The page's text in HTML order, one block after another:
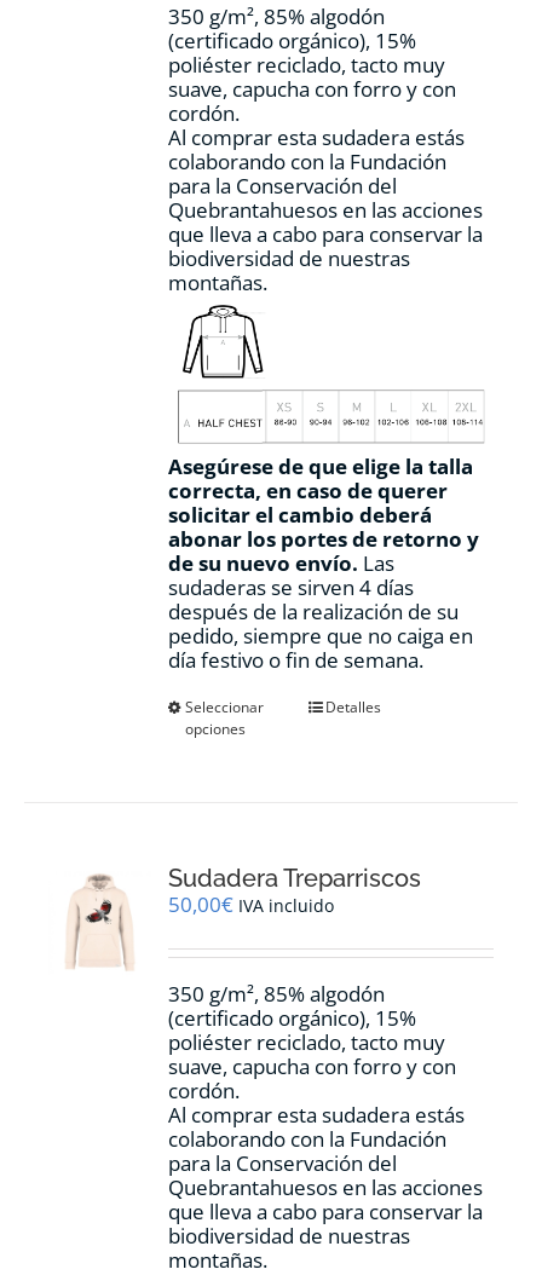
página
de
producto
350 g/m², 85% algodón
(certificado orgánico), 15%
poliéster reciclado, tacto muy
suave, capucha con forro y con
cordón.
Al comprar esta sudadera estás
colaborando con la Fundación
para la Conservación del
Quebrantahuesos en las acciones
que lleva a cabo para conservar la
biodiversidad de nuestras
montañas.
Asegúrese de que elige la talla
correcta, en caso de querer
solicitar el cambio deberá
abonar los portes de retorno y
de su nuevo envío. Las
sudaderas se sirven 4 días
después de la realización de su
pedido, siempre que no caiga en
día festivo o fin de semana.
Seleccionar
opciones
Este
se
pueden
en
página
de
producto
Detalles
Sudadera Treparriscos
50,00€ IVA incluido
350 g/m², 85% algodón
(certificado orgánico), 15%
poliéster reciclado, tacto muy
suave, capucha con forro y con
cordón.
Al comprar esta sudadera estás
colaborando con la Fundación
para la Conservación del
Quebrantahuesos en las acciones
que lleva a cabo para conservar la
biodiversidad de nuestras
montañas.